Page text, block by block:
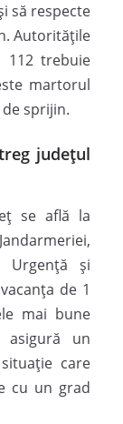
să respecte
Autoritățile
112 trebuie
martorul
sprijin.
județul
se află la
Urgență și
de 1
mai bune
asigură un
care
cu un grad